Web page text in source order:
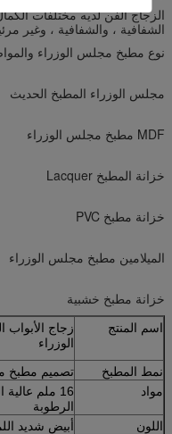
الزجاج الفن لديه مختلفات
الشفافية ، والشفافية ، وغير
نوع مطبخ مجلس الوزراء
مجلس الوزراء المطبخ الحديث
MDF مطبخ مجلس الوزراء
خزانة المطبخ Lacquer
خزانة مطبخ PVC
الميلامين مطبخ مجلس الوزراء
خزانة مطبخ خشبية
اسم المنتج
زجاج
الوزراء
نمط المطبخ
تصميم مطبخ
مواد
16 ملم
الرطوبة
اللون
أبيض شديد